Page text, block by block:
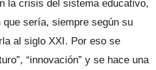
la crisis del sistema educativo,
sería, siempre según su
al siglo XXI. Por eso se
“innovación” y se hace una